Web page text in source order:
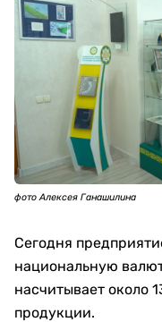
фото Алексея Ганашилина
Сегодня
национальную
насчитывает около
продукции.